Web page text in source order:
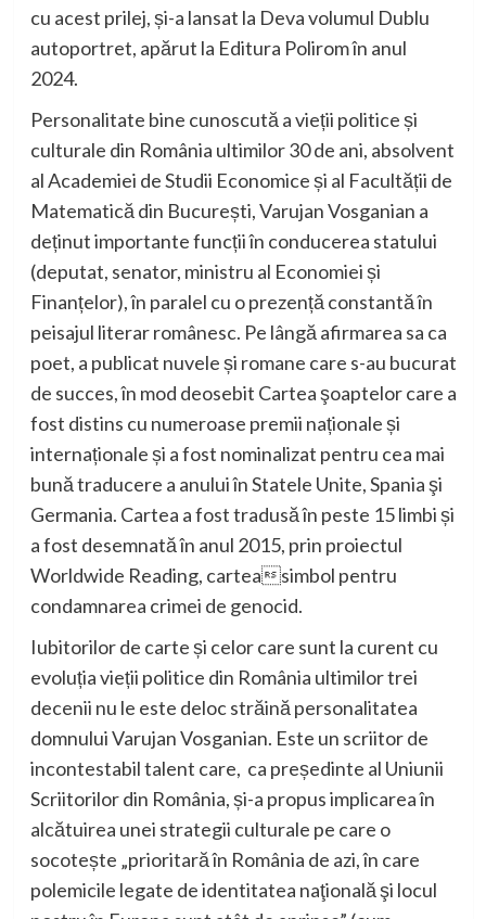
cu acest prilej, și-a lansat la Deva volumul Dublu
autoportret, apărut la Editura Polirom în anul
2024.
Personalitate bine cunoscută a vieții politice și
culturale din România ultimilor 30 de ani, absolvent
al Academiei de Studii Economice și al Facultății de
Matematică din București, Varujan Vosganian a
deținut importante funcții în conducerea statului
(deputat, senator, ministru al Economiei și
Finanțelor),în paralel cu o prezență constantă în
peisajul literar românesc. Pe lângă afirmarea sa ca
poet, a publicat nuvele și romane care s-au bucurat
de succes, în mod deosebit Cartea şoaptelorcare a
fost distins cu numeroase premii naționale și
internaționale și a fost nominalizat pentru cea mai
bună traducere a anului în Statele Unite, Spania şi
Germania. Cartea a fost tradusă în peste 15 limbi și
a fost desemnată în anul 2015, prin proiectul
Worldwide Reading, carteasimbol pentru
condamnarea crimei de genocid.
Iubitorilor de carte și celor care sunt la curent cu
evoluția vieții politice din România ultimilor trei
decenii nu le este deloc străină personalitatea
domnului Varujan Vosganian. Este un scriitor de
incontestabil talent care, ca președinte al Uniunii
Scriitorilor din România, și-a propus implicarea în
alcătuirea unei strategii culturale pe care o
socotește „prioritară în România de azi, în care
polemicile legate de identitatea naţională şi locul